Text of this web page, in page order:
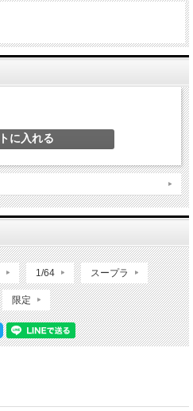
1/64 スープラ
限定